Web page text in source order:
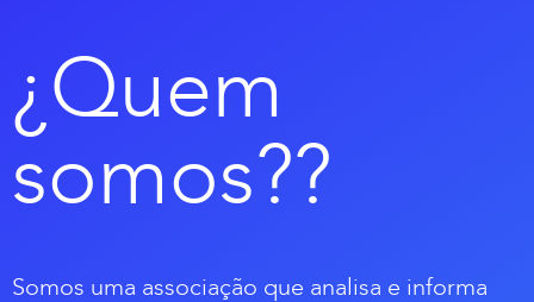
¿Quem
somos??
Somos uma associação que analisa e informa